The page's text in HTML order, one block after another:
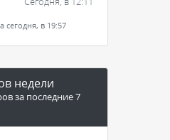
в 19:57
недели
за последние 7